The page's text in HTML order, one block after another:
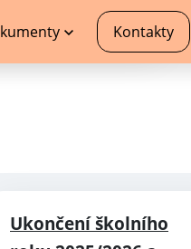
Kontakty
Ukončení školního